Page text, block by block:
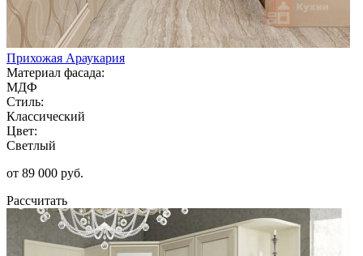
Прихожая Араукария
Материал фасада:
МДФ
Стиль:
Классический
Цвет:
Светлый
от 89 000 руб.
Рассчитать